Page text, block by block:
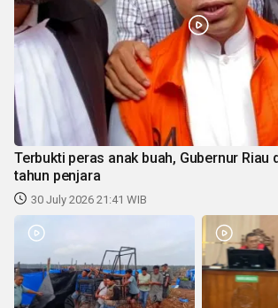
Terbukti peras anak buah, Gubernur Riau
tahun penjara
30 July 2026 21:41 WIB